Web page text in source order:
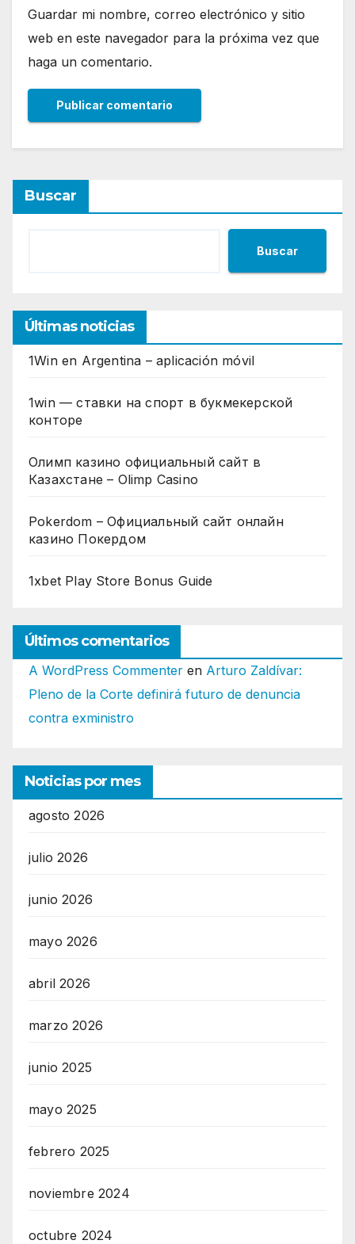
Guardar mi nombre, correo electrónico y sitio
web en este navegador para la próxima vez que
haga un comentario.
Buscar
Buscar
Últimas noticias
1Win en Argentina – aplicación móvil
1win — ставки на спорт в букмекерской
конторе
Олимп казино официальный сайт в
Казахстане – Olimp Casino
Pokerdom – Официальный сайт онлайн
казино Покердом
1xbet Play Store Bonus Guide
Últimos comentarios
A WordPress Commenter en Arturo Zaldívar:
Pleno de la Corte definirá futuro de denuncia
contra exministro
Noticias por mes
agosto 2026
julio 2026
junio 2026
mayo 2026
abril 2026
marzo 2026
junio 2025
mayo 2025
febrero 2025
noviembre 2024
octubre 2024